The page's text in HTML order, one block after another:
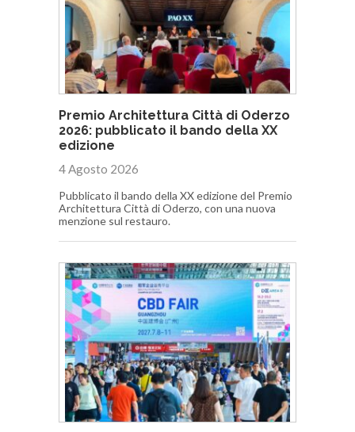
Premio Architettura Città di Oderzo
2026: pubblicato il bando della XX
edizione
4 Agosto 2026
Pubblicato il bando della XX edizione del Premio
Architettura Città di Oderzo, con una nuova
menzione sul restauro.